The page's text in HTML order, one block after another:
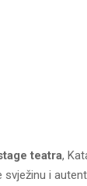
teatra,
svježinu i